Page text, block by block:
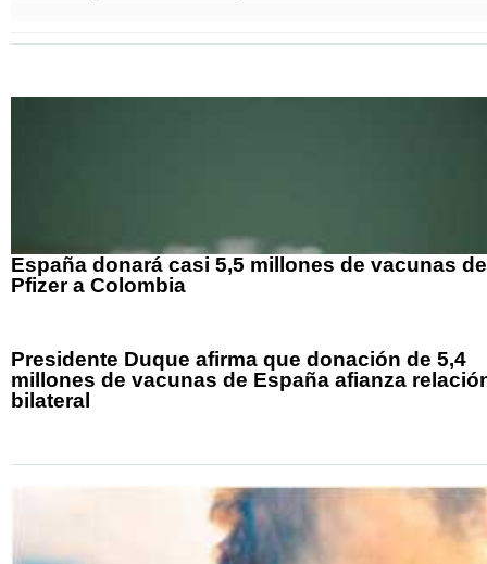
España donará casi 5,5 millones de vacunas de
Pfizer a Colombia
Presidente Duque afirma que donación de 5,4
millones de vacunas de España afianza
bilateral